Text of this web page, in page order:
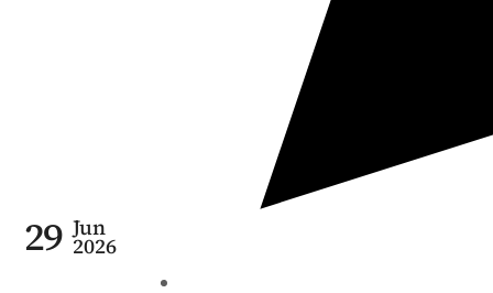
29 Jun
2026